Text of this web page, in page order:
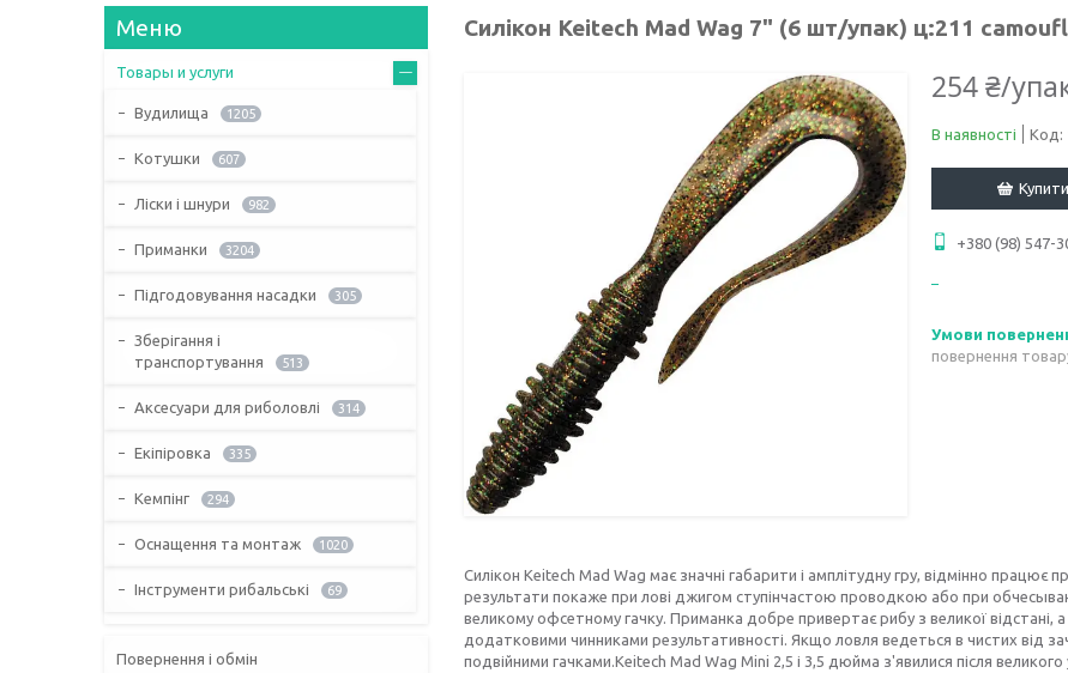
Силікон Keitech Mad Wag 7" (6 шт/упак) ц:211
254 ₴/
В наявності Код:
Купити
+380 (98) 547-
повернення
Силікон Keitech Mad Wag має значні габарити і амплітудну гру, відмінно працює
результати покаже при лові джигом ступінчастою проводкою або при
великому офсетному гачку. Приманка добре привертає рибу з великої відстані, а
додатковими чинниками результативності. Якщо ловля ведеться в чистих від
подвійними гачками.Keitech Mad Wag Mini 2,5 і 3,5 дюйма з'явилися після
Товары и услуги
Вудилища 1205
Котушки 607
Ліски і шнури 982
Приманки 3204
Підгодовування насадки 305
Зберігання і
транспортування
513
Аксесуари для риболовлі 314
Екіпіровка 335
Кемпінг 294
Оснащення та монтаж 1020
Інструменти рибальські 69
Повернення і обмін